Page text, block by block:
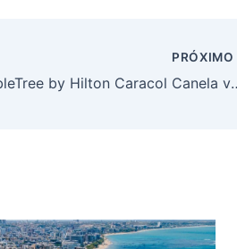
PRÓXIMO
DoubleTree by Hilton Caracol